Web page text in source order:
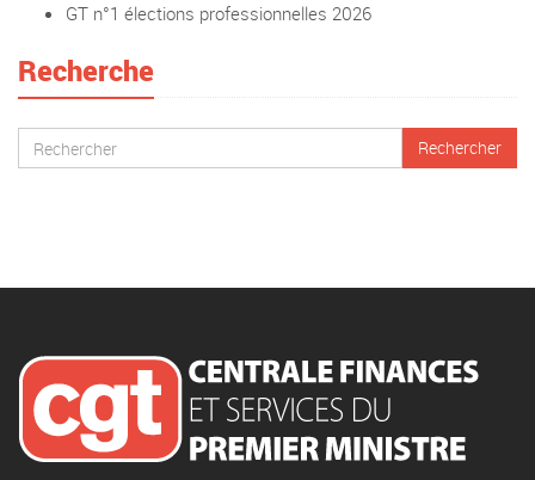
GT n°1 élections professionnelles 2026
Recherche